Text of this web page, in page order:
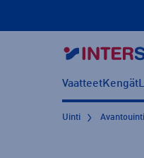
VaatteetKengät
Uinti Avantouinti